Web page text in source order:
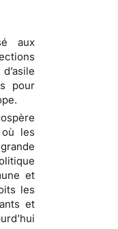
aux
pour
où les
et
les
et